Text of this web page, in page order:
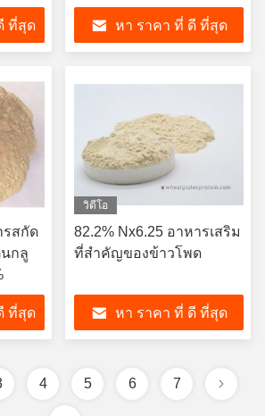
เนื้อ
ที่สุด
หา ราคา ที่ ดี ที่สุด
รสกัด
กลู
ที่สุด
วิดีโอ
82.2% Nx6.25 อาหารเสริม
ที่สําคัญของข้าวโพด
หา ราคา ที่ ดี ที่สุด
4 5 6 7